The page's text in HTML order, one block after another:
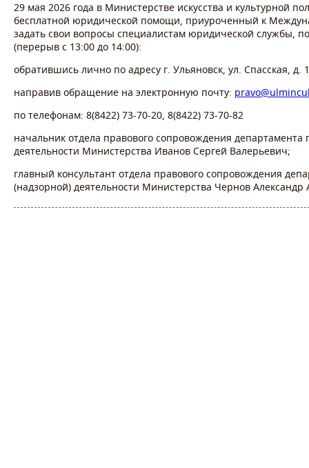
29 мая 2026 года в Министерстве искусства и культурной
бесплатной юридической помощи, приуроченный к
задать свои вопросы специалистам юридической службы,
(перерыв с 13:00 до 14:00):
обратившись лично по адресу г. Ульяновск, ул. Спасская, д.
направив обращение на электронную почту:
по телефонам: 8(8422) 73-70-20, 8(8422) 73-70-82
начальник отдела правового сопровождения
деятельности Министерства Иванов Сергей Валерьевич;
главный консультант отдела правового сопровождения
(надзорной) деятельности Министерства Чернов Александр